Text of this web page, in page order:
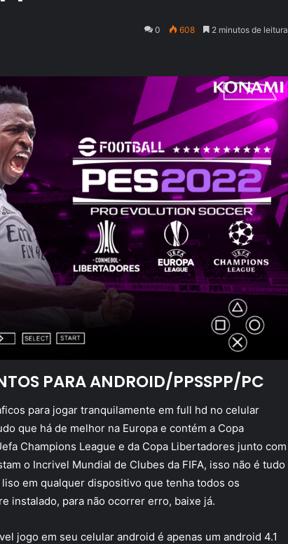
0 608 2 minutos de leitura
PARA ANDROID/PPSSPP/PC
para jogar tranquilamente em full hd no celular
que há de melhor na Europa e contém a Copa
Champions League e da Copa Libertadores junto com
o Incrivel Mundial de Clubes da FIFA, isso não é tudo
em qualquer dispositivo que tenha todos os
instalado, para não ocorrer erro, baixe já.
jogo em seu celular android é apenas um android 4.1